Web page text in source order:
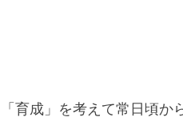
「育成」を考えて常日頃